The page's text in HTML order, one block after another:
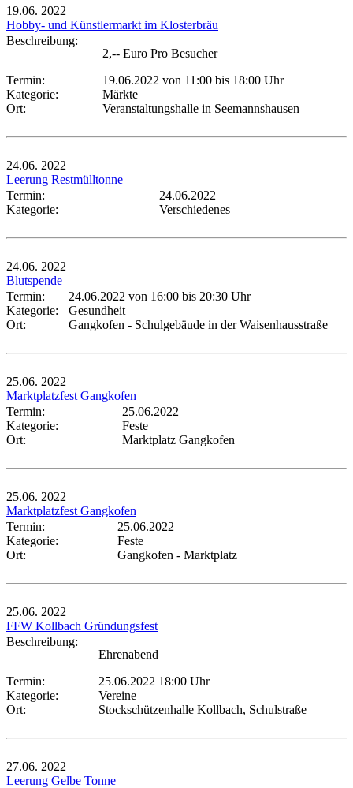
19.06. 2022
Hobby- und Künstlermarkt im Klosterbräu
Beschreibung:
2,-- Euro Pro Besucher
Termin:
19.06.2022 von 11:00 bis 18:00 Uhr
Kategorie:
Märkte
Ort:
Veranstaltungshalle in Seemannshausen
24.06. 2022
Leerung Restmülltonne
Termin:
24.06.2022
Kategorie:
Verschiedenes
24.06. 2022
Blutspende
Termin:
24.06.2022 von 16:00 bis 20:30 Uhr
Kategorie:
Gesundheit
Ort:
Gangkofen - Schulgebäude in der Waisenhausstraße
25.06. 2022
Marktplatzfest Gangkofen
Termin:
25.06.2022
Kategorie:
Feste
Ort:
Marktplatz Gangkofen
25.06. 2022
Marktplatzfest Gangkofen
Termin:
25.06.2022
Kategorie:
Feste
Ort:
Gangkofen - Marktplatz
25.06. 2022
FFW Kollbach Gründungsfest
Beschreibung:
Ehrenabend
Termin:
25.06.2022 18:00 Uhr
Kategorie:
Vereine
Ort:
Stockschützenhalle Kollbach, Schulstraße
27.06. 2022
Leerung Gelbe Tonne